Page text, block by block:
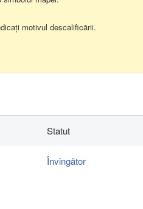
motivul descalificării.
Statut
Învingător